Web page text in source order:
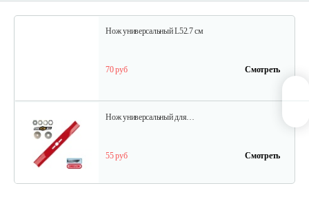
Нож универсальный L52.7 см
70 руб Смотреть
Нож универсальный для…
55 руб Смотреть